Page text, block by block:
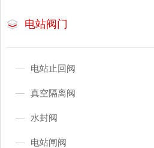
电站阀门
电站止回阀
真空隔离阀
水封阀
电站闸阀